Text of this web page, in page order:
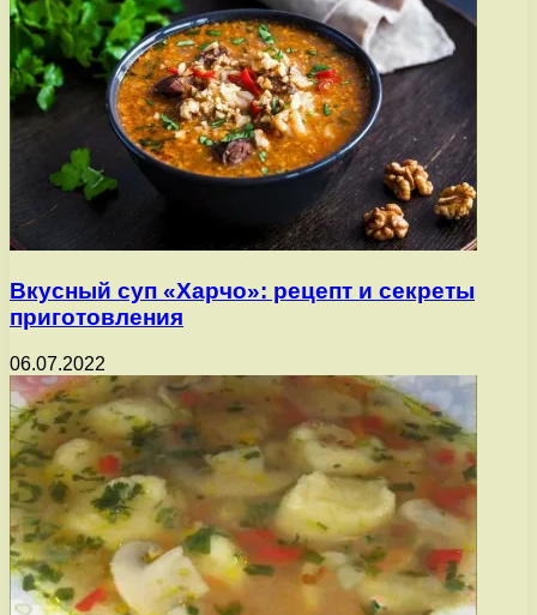
Вкусный суп «Харчо»: рецепт и секреты
приготовления
06.07.2022